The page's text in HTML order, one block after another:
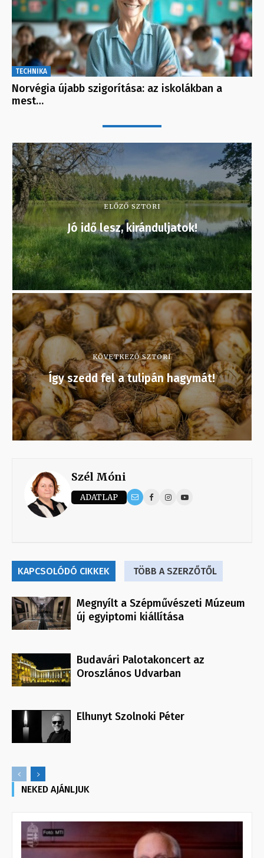
TECHNIKA
Norvégia újabb szigorítása: az iskolákban a
mest…
ELŐZŐ SZTORI
Jó idő lesz, kiránduljatok!
KÖVETKEZŐ SZTORI
Így szedd fel a tulipán hagymát!
Szél Móni
ADATLAP
KAPCSOLÓDÓ CIKKEK TÖBB A SZERZŐTŐL
Megnyílt a Szépművészeti Múzeum
új egyiptomi kiállítása
Budavári Palotakoncert az
Oroszlános Udvarban
Elhunyt Szolnoki Péter
NEKED AJÁNLJUK